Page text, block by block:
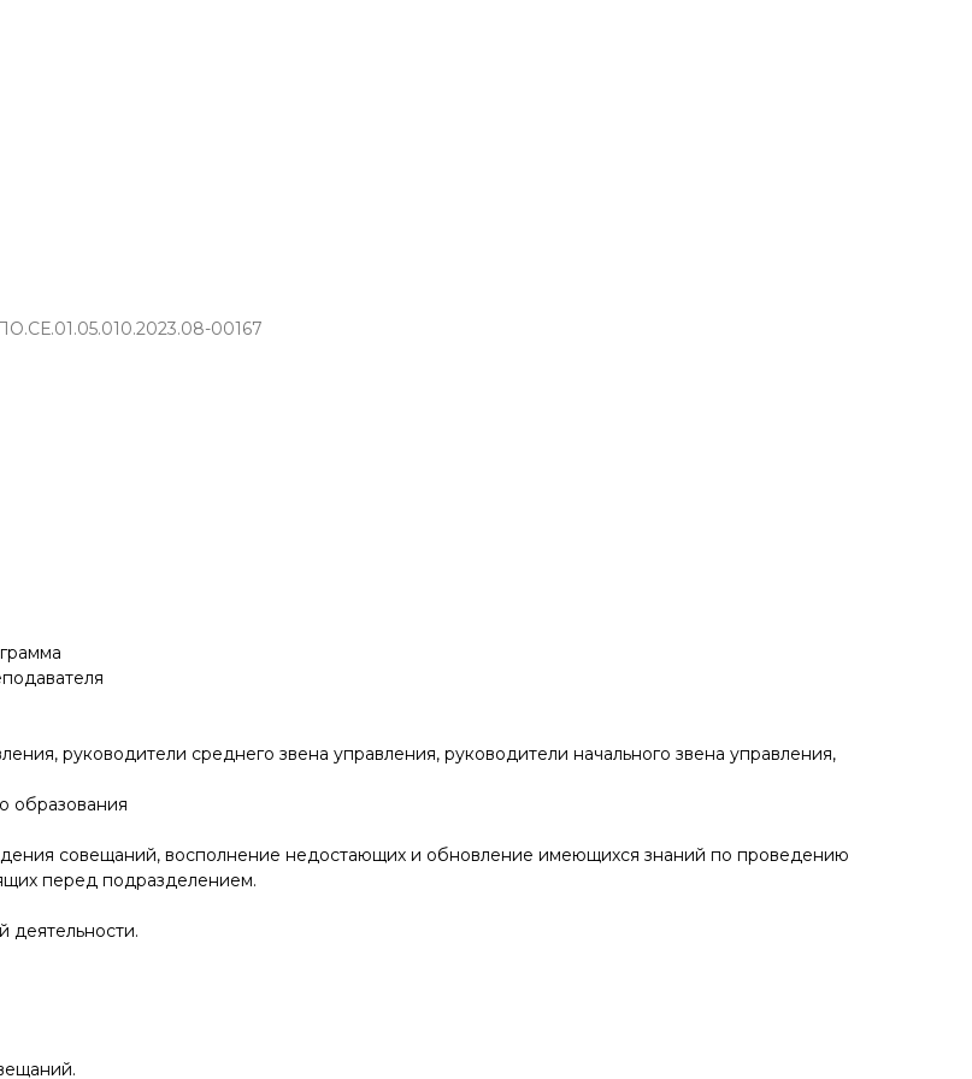
00167
руководители среднего звена управления, руководители начального звена управления,
образования
совещаний, восполнение недостающих и обновление имеющихся знаний по проведению
перед подразделением.
деятельности.